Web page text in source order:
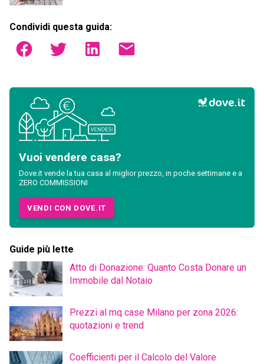
Condividi questa guida:
Vuoi vendere casa?
Dove.it vende la tua casa al miglior prezzo, in poche settimane e a
ZERO COMMISSIONI
VENDI CON DOVE.IT
Guide più lette
Atto di Donazione: Quanto Costa Donare un
Immobile dal Notaio
Prezzi al mq case Milano per zona 2026:
quotazioni e trend
Coefficienti per il Calcolo del Valore